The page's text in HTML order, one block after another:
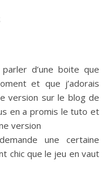
d’une boite que
et que j’adorais
version sur le blog de
en a promis le tuto et
version
une certaine
chic que le jeu en vaut